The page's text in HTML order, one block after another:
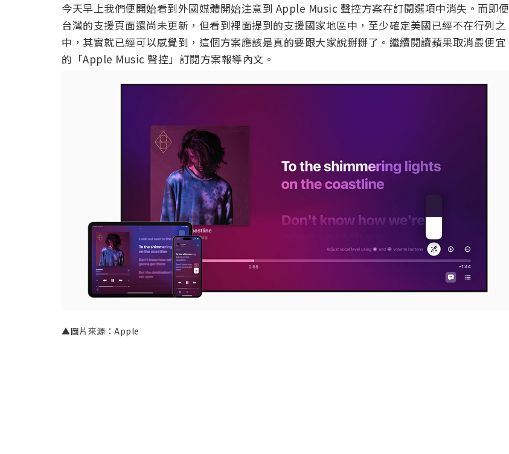
今天早上我們便開始看到外國媒體開始注意到 Apple Music 聲控方案在訂閱選項中消失。而即便
台灣的支援頁面還尚未更新，但看到裡面提到的支援國家地區中，至少確定美國已經不在行列之
中，其實就已經可以感覺到，這個方案應該是真的要跟大家說掰掰了。繼續閱讀蘋果取消最便宜
的「Apple Music 聲控」訂閱方案報導內文。
▲圖片來源：Apple